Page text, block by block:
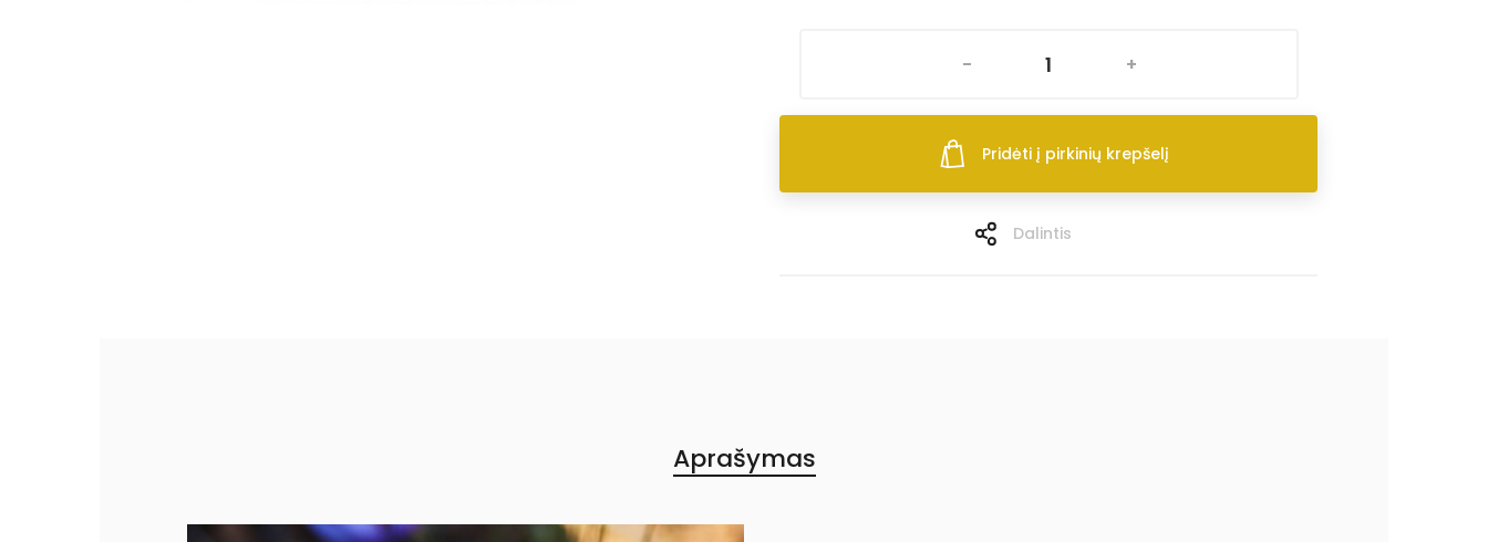
- +
Pridėti į pirkinių krepšelį
Dalintis
Aprašymas